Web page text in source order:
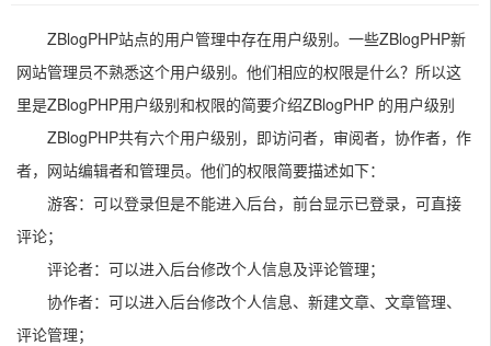
ZBlogPHP站点的用户管理中存在用户级别。一些ZBlogPHP新
网站管理员不熟悉这个用户级别。他们相应的权限是什么？所以这
里是ZBlogPHP用户级别和权限的简要介绍ZBlogPHP 的用户级别
ZBlogPHP共有六个用户级别，即访问者，审阅者，协作者，作
者，网站编辑者和管理员。他们的权限简要描述如下：
游客：可以登录但是不能进入后台，前台显示已登录，可直接
评论；
评论者：可以进入后台修改个人信息及评论管理；
协作者：可以进入后台修改个人信息、新建文章、文章管理、
评论管理；